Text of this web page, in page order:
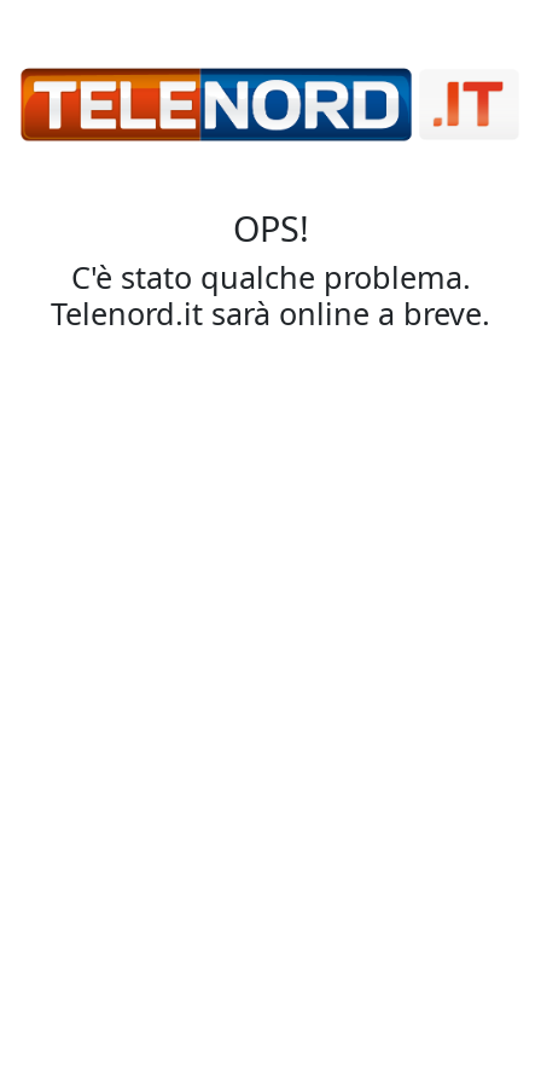
OPS!
C'è stato qualche problema.
Telenord.it sarà online a breve.